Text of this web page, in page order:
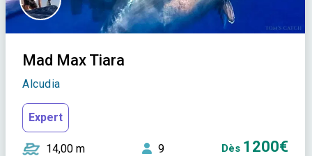
Mad Max Tiara
Alcudia
Expert
14,00 m 9 Dès 1200€